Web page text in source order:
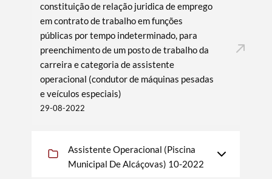
constituição de relação juridica de emprego
em contrato de trabalho em funções
públicas por tempo indeterminado, para
preenchimento de um posto de trabalho da
carreira e categoria de assistente
operacional (condutor de máquinas pesadas
e veículos especiais)
29-08-2022
Assistente Operacional (Piscina
Municipal De Alcáçovas) 10-2022